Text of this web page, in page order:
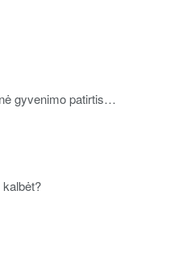
gyvenimo patirtis…